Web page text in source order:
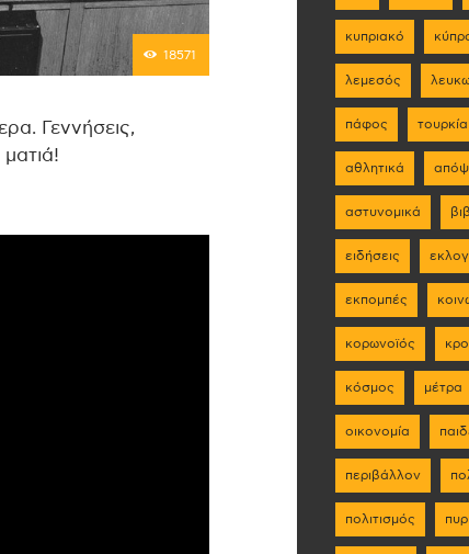
18571
Γεννήσεις,
κυπριακό
λεμεσός
πάφος τουρκία
αθλητικά
αστυνομικά
ειδήσεις
εκπομπές
κορωνοϊός
κόσμος μέτρα
οικονομία
περιβάλλον
πολιτισμός